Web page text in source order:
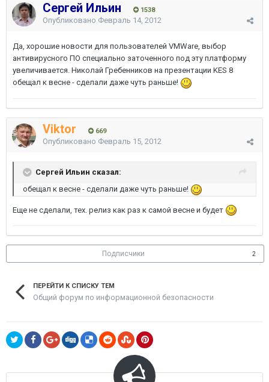
Сергей Ильин 1538
Опубликовано Февраль 14, 2012
Да, хорошие новости для пользователей VMWare, выбор
антивирусного ПО специально заточенного под эту платформу
увеличивается. Николай Гребенников на презентации KES 8
обещал к весне - сделали даже чуть раньше!
Viktor 669
Опубликовано Февраль 15, 2012
Сергей Ильин сказал:
обещал к весне - сделали даже чуть раньше!
Еще не сделали, тех. релиз как раз к самой весне и будет
Подписчики 2
ПЕРЕЙТИ К СПИСКУ ТЕМ
Общий форум по информационной безопасности